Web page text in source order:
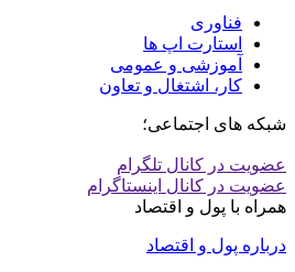
فناوری
استارت اپ ها
آموزشی و عمومی
کار، اشتغال و تعاون
شبکه های اجتماعی؛
عضویت در کانال تلگرام
عضویت در کانال اینستاگرام
همراه با پول و اقتصاد
درباره پول و اقتصاد